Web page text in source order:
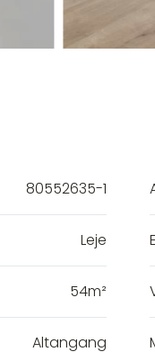
80552635-1
Leje
54m²
Altangang